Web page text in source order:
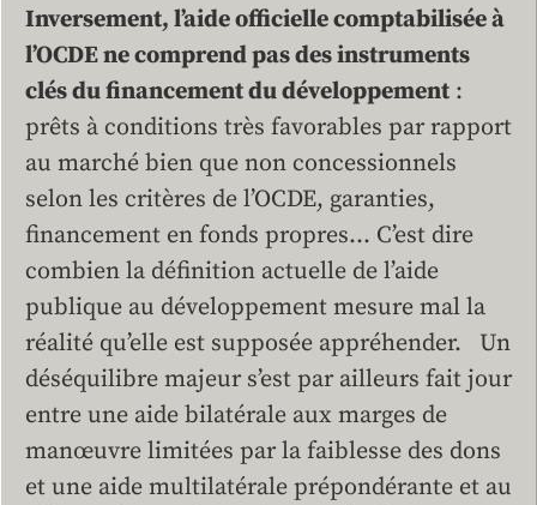
Inversement, l’aide officielle comptabilisée à
l’OCDE ne comprend pas des instruments
clés du financement du développement :
prêts à conditions très favorables par rapport
au marché bien que non concessionnels
selon les critères de l’OCDE, garanties,
financement en fonds propres… C’est dire
combien la définition actuelle de l’aide
publique au développement mesure mal la
réalité qu’elle est supposée appréhender. Un
déséquilibre majeur s’est par ailleurs fait jour
entre une aide bilatérale aux marges de
manœuvre limitées par la faiblesse des dons
et une aide multilatérale prépondérante et au